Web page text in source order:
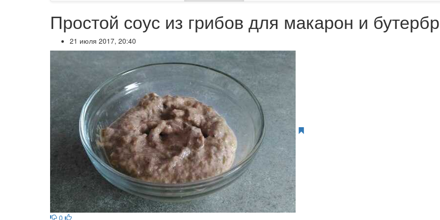
Простой соус из грибов для макарон и
21 июля 2017, 20:40
0